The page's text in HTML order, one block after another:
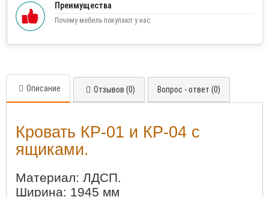
Преимущества
Почему мебель покупают у нас
Описание Отзывов (0) Вопрос - ответ (0)
Кровать КР-01 и КР-04 с
ящиками.
Материал: ЛДСП.
Ширина: 1945 мм